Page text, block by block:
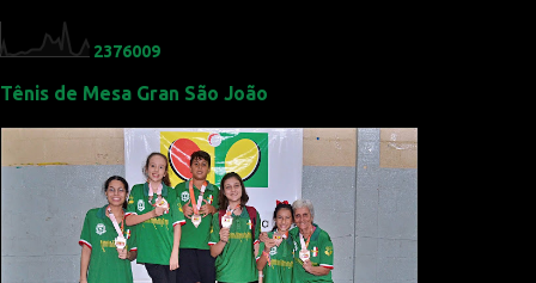
r
o
s
2376009
Tênis de Mesa Gran São João